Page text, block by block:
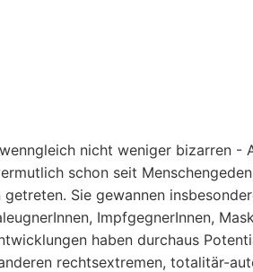
nicht weniger bizarren -
schon seit
Sie gewannen
ImpfgegnerInnen,
haben durchaus
rechtsextremen, totalitär-